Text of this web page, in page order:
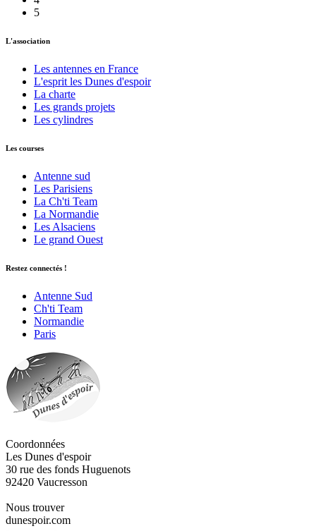
5
L'association
Les antennes en France
L'esprit les Dunes d'espoir
La charte
Les grands projets
Les cylindres
Les courses
Antenne sud
Les Parisiens
La Ch'ti Team
La Normandie
Les Alsaciens
Le grand Ouest
Restez connectés !
Antenne Sud
Ch'ti Team
Normandie
Paris
Coordonnées
Les Dunes d'espoir
30 rue des fonds Huguenots
92420 Vaucresson
Nous trouver
dunespoir.com